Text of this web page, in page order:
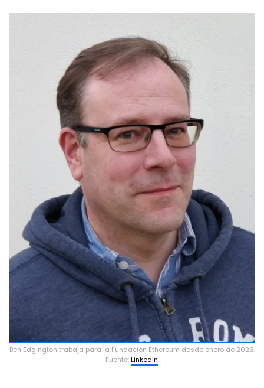
Ben Edgington trabaja para la Fundación Ethereum desde enero de 2026.
Fuente:Linkedin.